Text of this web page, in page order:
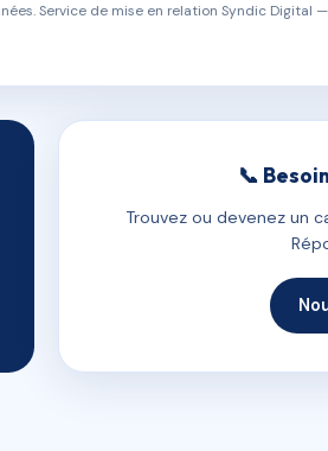
Service de mise en relation Syndic Digital
📞
Trouvez ou devenez un